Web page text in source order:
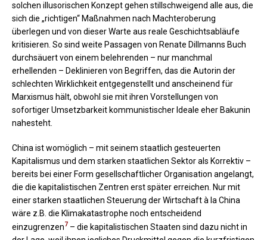
solchen illusorischen Konzept gehen stillschweigend alle aus, die
sich die „richtigen“ Maßnahmen nach Machteroberung
überlegen und von dieser Warte aus reale Geschichtsabläufe
kritisieren. So sind weite Passagen von Renate Dillmanns Buch
durchsäuert von einem belehrenden – nur manchmal
erhellenden – Deklinieren von Begriffen, das die Autorin der
schlechten Wirklichkeit entgegenstellt und anscheinend für
Marxismus hält, obwohl sie mit ihren Vorstellungen von
sofortiger Umsetzbarkeit kommunistischer Ideale eher Bakunin
nahesteht.
China ist womöglich – mit seinem staatlich gesteuerten
Kapitalismus und dem starken staatlichen Sektor als Korrektiv –
bereits bei einer Form gesellschaftlicher Organisation angelangt,
die die kapitalistischen Zentren erst später erreichen. Nur mit
einer starken staatlichen Steuerung der Wirtschaft à la China
wäre z.B. die Klimakatastrophe noch entscheidend
einzugrenzen7 – die kapitalistischen Staaten sind dazu nicht in